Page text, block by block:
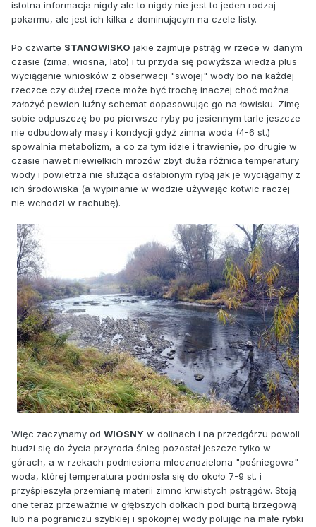
istotna informacja nigdy ale to nigdy nie jest to jeden rodzaj
pokarmu, ale jest ich kilka z dominującym na czele listy.
Po czwarte STANOWISKO jakie zajmuje pstrąg w rzece w danym
czasie (zima, wiosna, lato) i tu przyda się powyższa wiedza plus
wyciąganie wniosków z obserwacji "swojej" wody bo na każdej
rzeczce czy dużej rzece może być trochę inaczej choć można
założyć pewien luźny schemat dopasowując go na łowisku. Zimę
sobie odpuszczę bo po pierwsze ryby po jesiennym tarle jeszcze
nie odbudowały masy i kondycji gdyż zimna woda (4-6 st.)
spowalnia metabolizm, a co za tym idzie i trawienie, po drugie w
czasie nawet niewielkich mrozów zbyt duża różnica temperatury
wody i powietrza nie służąca osłabionym rybą jak je wyciągamy z
ich środowiska (a wypinanie w wodzie używając kotwic raczej
nie wchodzi w rachubę).
Więc zaczynamy od WIOSNY w dolinach i na przedgórzu powoli
budzi się do życia przyroda śnieg pozostał jeszcze tylko w
górach, a w rzekach podniesiona mlecznozielona "pośniegowa"
woda, której temperatura podniosła się do około 7-9 st. i
przyśpieszyła przemianę materii zimno krwistych pstrągów. Stoją
one teraz przeważnie w głębszych dołkach pod burtą brzegową
lub na pograniczu szybkiej i spokojnej wody polując na małe rybki